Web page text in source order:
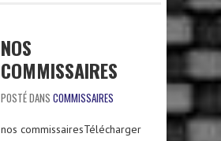
NOS
COMMISSAIRES
POSTÉ DANS COMMISSAIRES
nos commissairesTélécharger